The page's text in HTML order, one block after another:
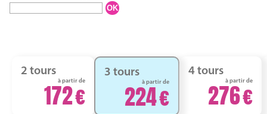
2 tours
à partir de
172
3 tours
à partir de
224
4 tours
à partir de
276